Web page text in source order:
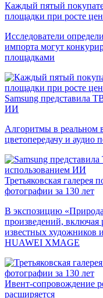
Каждый пятый
площадки при росте
Исследователи
импорта могут
площадками
Samsung представила
ИИ
Алгоритмы в реальном
цветопередачу и аудио
Третьяковская
фотографии за 130 лет
В экспозицию
произведений, включая
известных художников
HUAWEI XMAGE
Ивент-сопровождение
расширяется